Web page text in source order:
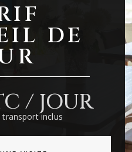
DE
/ JOUR
inclus